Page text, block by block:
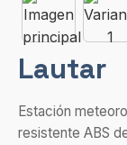
Lautar
Estación
resistente ABS